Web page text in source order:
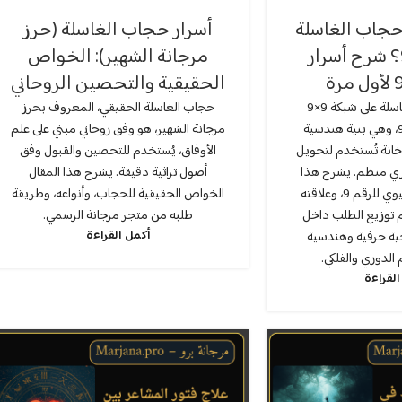
الغاسلة
على الرقم 9؟ شرح أسرار
يعتمد حجاب الغاسلة على شبكة 9×9
المبنية على الرقم 9، وهي بنية هندسية
تتكون من 81 خانة تُستخدم لتحويل
منظم. يشرح هذا
المقال الأساس البنيوي للرقم 9، وعلاقته
توزيع الطلب داخل
حرفية وهندسية
والفلكي.
أسرار حجاب الغاسلة (حرز
مرجانة الشهير): الخواص
الحقيقية والتحصين الروحاني
حجاب الغاسلة الحقيقي، المعروف بحرز
مرجانة الشهير، هو وفق روحاني مبني على علم
الأوفاق، يُستخدم للتحصين والقبول وفق
أصول تراثية دقيقة. يشرح هذا المقال
الخواص الحقيقية للحجاب، وأنواعه، وطريقة
طلبه من متجر مرجانة الرسمي.
أكمل القراءة